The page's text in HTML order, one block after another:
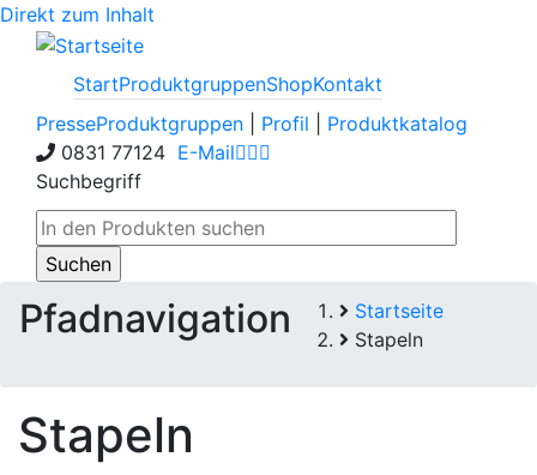
Direkt zum Inhalt
StartProduktgruppenShopKontakt
PresseProduktgruppen Profil
Produktkatalog
0831 77124 E-Mail
Suchbegriff
Pfadnavigation
Startseite
Stapeln
Stapeln